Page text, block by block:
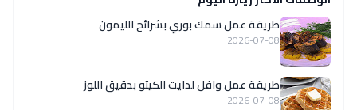
طريقة عمل سمك بوري بشرائح الليمون
2026-07-08
طريقة عمل وافل لدايت الكيتو بدقيق اللوز
2026-07-08